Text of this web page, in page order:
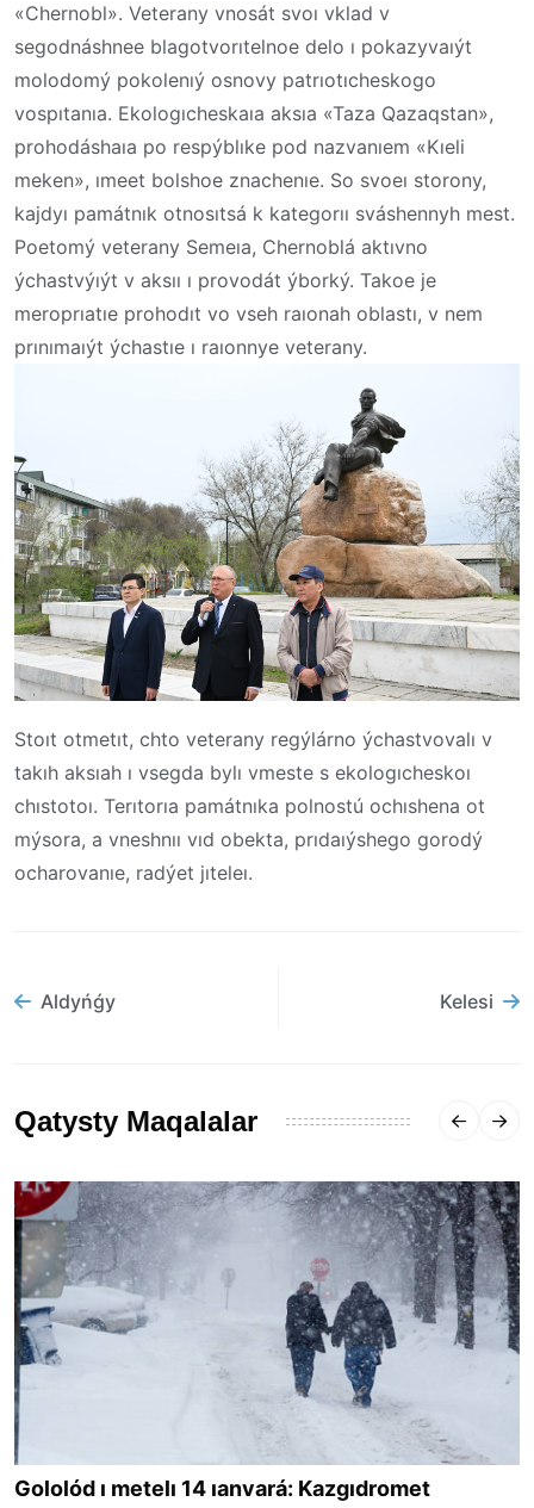
«Chernobl». Veterany vnosát svoı vklad v
segodnáshnee blagotvorıtelnoe delo ı pokazyvaıýt
molodomý pokolenıý osnovy patrıotıcheskogo
vospıtanıa. Ekologıcheskaıa aksıa «Taza Qazaqstan»,
prohodáshaıa po respýblıke pod nazvanıem «Kıeli
meken», ımeet bolshoe znachenıe. So svoeı storony,
kajdyı památnık otnosıtsá k kategorıı sváshennyh mest.
Poetomý veterany Semeıa, Chernoblá aktıvno
ýchastvýıýt v aksıı ı provodát ýborký. Takoe je
meroprıatıe prohodıt vo vseh raıonah oblastı, v nem
prınımaıýt ýchastıe ı raıonnye veterany.
Stoıt otmetıt, chto veterany regýlárno ýchastvovalı v
takıh aksıah ı vsegda bylı vmeste s ekologıcheskoı
chıstotoı. Terıtorıa památnıka polnostú ochıshena ot
mýsora, a vneshnıı vıd obekta, prıdaıýshego gorodý
ocharovanıe, radýet jıteleı.
Aldyńǵy Kelesi
Qatysty Maqalalar
Gololód ı metelı 14 ıanvará: Kazgıdromet